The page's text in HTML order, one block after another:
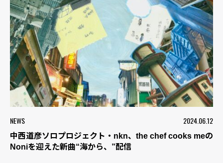
NEWS 2024.06.12
中西道彦ソロプロジェクト・nkn、the chef cooks meの
Noniを迎えた新曲“海から、”配信